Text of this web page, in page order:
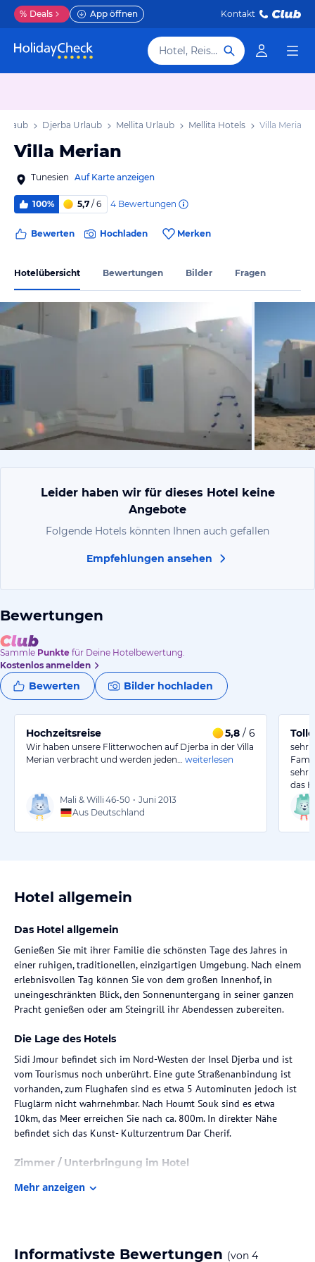
% Deals App öffnen Kontakt
Hotel, Reiseziel
Djerba Urlaub Mellita Urlaub Mellita Hotels Villa Merian
Villa Merian
Tunesien Auf Karte anzeigen
100% 5,7 / 6 4 Bewertungen
Bewerten Hochladen Merken
Hotelübersicht Bewertungen Bilder Fragen
vom
Leider haben wir für dieses Hotel keine
Angebote
Folgende Hotels könnten Ihnen auch gefallen
Empfehlungen ansehen
Bewertungen
Sammle Punkte für Deine Hotelbewertung.
Kostenlos anmelden
Bewerten Bilder hochladen
Hochzeitsreise 5,8 / 6
Wir haben unsere Flitterwochen auf Djerba in der Villa
Merian verbracht und werden jeden…
weiterlesen
Mali & Willi 46-50 • Juni 2013
Aus Deutschland
sehr
sehr
das
Hotel allgemein
Das Hotel allgemein
Genießen Sie mit ihrer Familie die schönsten Tage des Jahres in
einer ruhigen, traditionellen, einzigartigen Umgebung. Nach einem
erlebnisvollen Tag können Sie von dem großen Innenhof, in
uneingeschränkten Blick, den Sonnenuntergang in seiner ganzen
Pracht genießen oder am Steingrill ihr Abendessen zubereiten.
Die Lage des Hotels
Sidi Jmour befindet sich im Nord-Westen der Insel Djerba und ist
vom Tourismus noch unberührt. Eine gute Straßenanbindung ist
vorhanden, zum Flughafen sind es etwa 5 Autominuten jedoch ist
Fluglärm nicht wahrnehmbar. Nach Houmt Souk sind es etwa
10km, das Meer erreichen Sie nach ca. 800m. In direkter Nähe
befindet sich das Kunst- Kulturzentrum Dar Cherif.
Zimmer / Unterbringung im Hotel
Auf 280qm finden 6 Personen ausreichend Platz. Es sind 4
Mehr anzeigen
Informativste Bewertungen (von 4